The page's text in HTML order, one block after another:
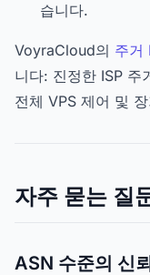
습니다.
VoyraCloud의 주거
니다: 진정한 ISP 주
전체 VPS 제어 및
자주 묻는 질
ASN 수준의 신